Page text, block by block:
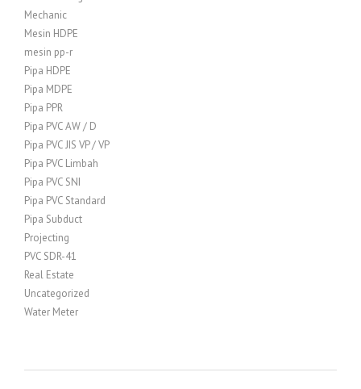
Mechanic
Mesin HDPE
mesin pp-r
Pipa HDPE
Pipa MDPE
Pipa PPR
Pipa PVC AW / D
Pipa PVC JIS VP / VP
Pipa PVC Limbah
Pipa PVC SNI
Pipa PVC Standard
Pipa Subduct
Projecting
PVC SDR-41
Real Estate
Uncategorized
Water Meter